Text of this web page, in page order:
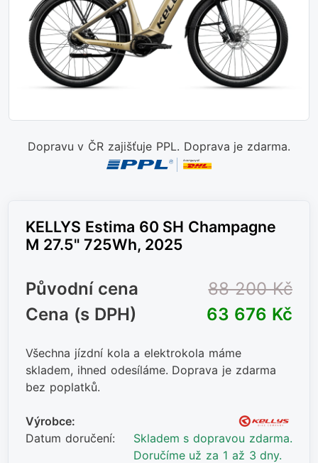
Dopravu v ČR zajišťuje PPL. Doprava je zdarma.
KELLYS Estima 60 SH Champagne
M 27.5" 725Wh, 2025
Původní cena
88 200 Kč
Cena (s DPH)
63 676 Kč
Všechna jízdní kola a elektrokola máme
skladem, ihned odesíláme. Doprava je zdarma
bez poplatků.
Výrobce:
Datum doručení:
Skladem s dopravou zdarma.
Doručíme už za 1 až 3 dny.